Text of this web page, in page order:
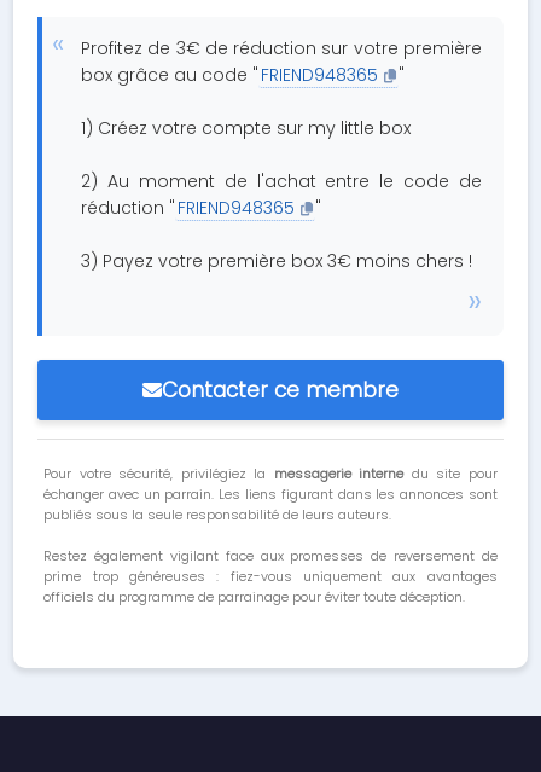
Profitez de 3€ de réduction sur votre première
box grâce au code " FRIEND948365 "
1) Créez votre compte sur my little box
2) Au moment de l'achat entre le code de
réduction " FRIEND948365 "
3) Payez votre première box 3€ moins chers !
Contacter ce membre
Pour votre sécurité, privilégiez la messagerie internedu site pour
échanger avec un parrain. Les liens figurant dans les annonces sont
publiés sous la seule responsabilité de leurs auteurs.
Restez également vigilant face aux promesses de reversement de
prime trop généreuses : fiez-vous uniquement aux avantages
officiels du programme de parrainage pour éviter toute déception.